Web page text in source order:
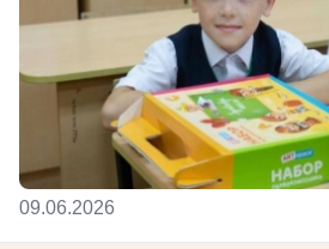
09.06.2026